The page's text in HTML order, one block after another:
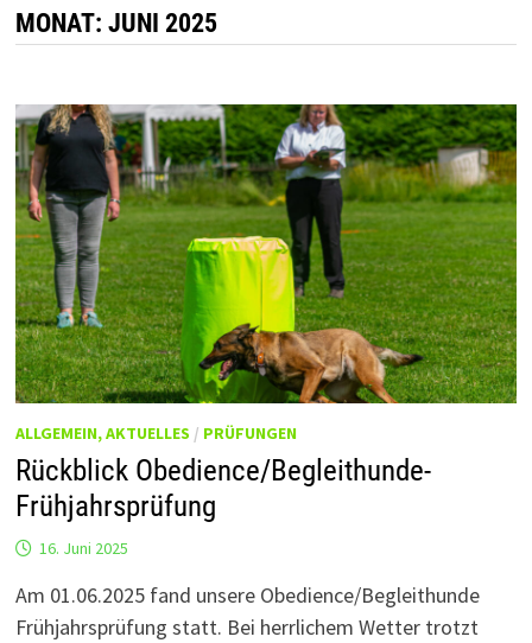
MONAT: JUNI 2025
ALLGEMEIN, AKTUELLES / PRÜFUNGEN
Rückblick Obedience/Begleithunde-
Frühjahrsprüfung
16. Juni 2025
Am 01.06.2025 fand unsere Obedience/Begleithunde
Frühjahrsprüfung statt. Bei herrlichem Wetter trotzt